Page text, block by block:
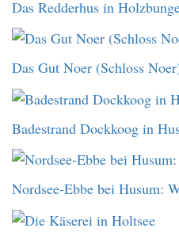
Das Redderhus in
Das Gut Noer (Schloss
Badestrand Dockkoog in
Nordsee-Ebbe bei Husum: